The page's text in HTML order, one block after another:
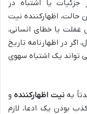
جزئیات یا اشتباه در
حالت، اظهارکننده نیت
غفلت یا خطای انسانی،
اگر در اظهارنامه تاریخ
تواند یک اشتباه سهوی
بهنیت اظهارکنندهو
بودن یک ادعا، لازم